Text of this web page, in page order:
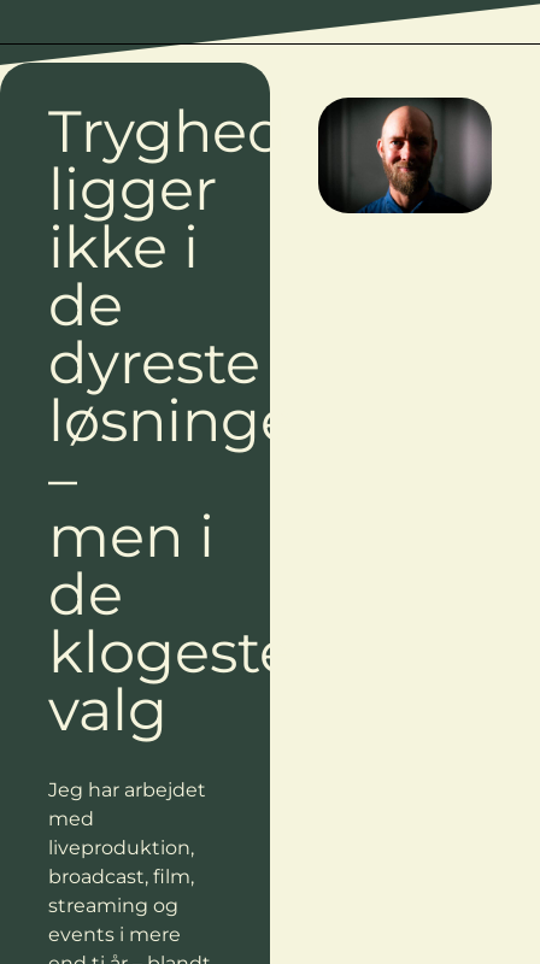
Tryghed
ligger
ikke i
de
dyreste
løsninger
–
men i
de
klogeste
valg
Jeg har arbejdet
med
liveproduktion,
broadcast, film,
streaming og
events i mere